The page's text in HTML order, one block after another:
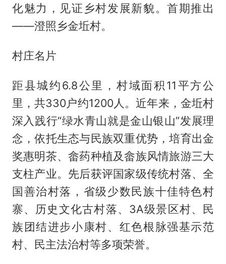
化魅力，见证乡村发展新貌。首期推出
——澄照乡金坵村。
村庄名片
距县城约6.8公里，村域面积11平方公
里，共330户约1200人。近年来，金坵村
深入践行“绿水青山就是金山银山”发展理
念，依托生态与民族双重优势，培育出金
奖惠明茶、畲药种植及畲族风情旅游三大
支柱产业。先后获评国家级传统村落、全
国善治村落，省级少数民族十佳特色村
寨、历史文化古村落、3A级景区村、民
族团结进步小康村、红色根脉强基示范
村、民主法治村等多项荣誉。